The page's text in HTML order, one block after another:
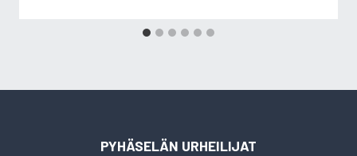
PYHÄSELÄN URHEILIJAT